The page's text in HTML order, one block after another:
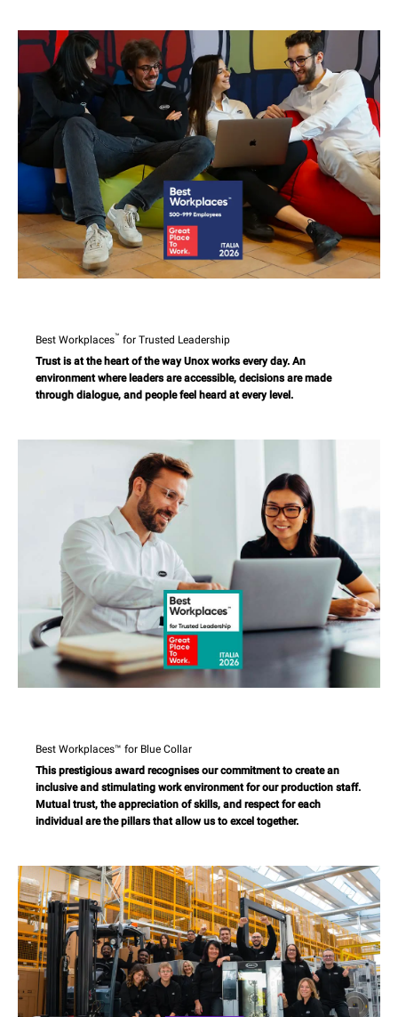
Best Workplaces™ for Trusted Leadership
Trust is at the heart of the way Unox works every day. An
environment where leaders are accessible, decisions are made
through dialogue, and people feel heard at every level.
Best Workplaces™ for Blue Collar
This prestigious award recognises our commitment to create an
inclusive and stimulating work environment for our production staff.
Mutual trust, the appreciation of skills, and respect for each
individual are the pillars that allow us to excel together.